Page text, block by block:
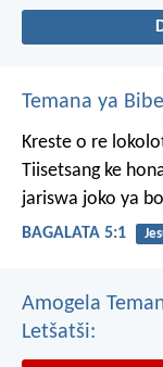
Temana ya
Kreste o re
Tiisetsang ke
jariswa joko ya
BAGALATA 5:1
Amogela
Letšatši: